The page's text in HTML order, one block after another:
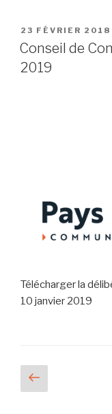
23 FÉVRIER 2018
Conseil de
2019
Télécharger la
10 janvier 2019